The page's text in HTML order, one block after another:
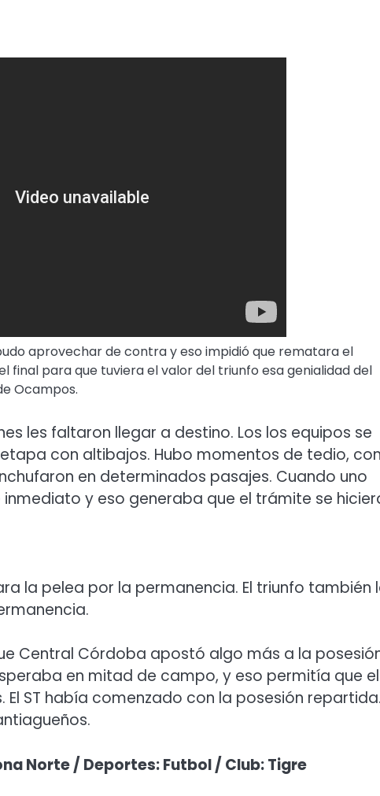
aprovechar de contra y eso impidió que rematara el
final para que tuviera el valor del triunfo esa genialidad del
Ocampos.
les faltaron llegar a destino. Los los equipos se
con altibajos. Hubo momentos de tedio,
en determinados pasajes. Cuando uno
y eso generaba que el trámite se
la pelea por la permanencia. El triunfo también
Central Córdoba apostó algo más a la
en mitad de campo, y eso permitía que el
ST había comenzado con la posesión
Norte / Deportes: Futbol / Club: Tigre